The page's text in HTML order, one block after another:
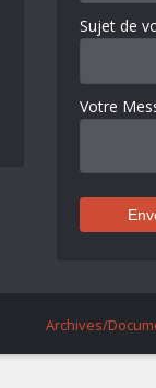
Sujet de
Votre
Archives/